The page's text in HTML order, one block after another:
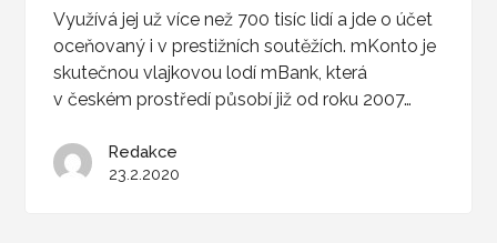
Využívá jej už více než 700 tisíc lidí a jde o účet
oceňovaný i v prestižních soutěžích. mKonto je
skutečnou vlajkovou lodí mBank, která
v českém prostředí působí již od roku 2007…
Redakce
23.2.2020